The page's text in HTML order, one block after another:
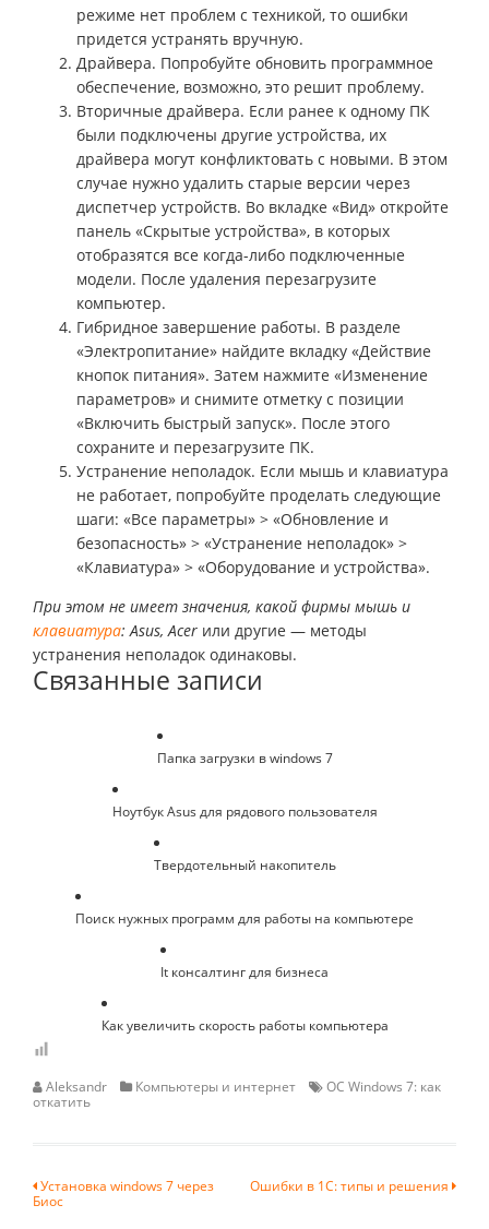
режиме нет проблем с техникой, то ошибки
придется устранять вручную.
Драйвера. Попробуйте обновить программное
обеспечение, возможно, это решит проблему.
Вторичные драйвера. Если ранее к одному ПК
были подключены другие устройства, их
драйвера могут конфликтовать с новыми. В этом
случае нужно удалить старые версии через
диспетчер устройств. Во вкладке «Вид» откройте
панель «Скрытые устройства», в которых
отобразятся все когда-либо подключенные
модели. После удаления перезагрузите
компьютер.
Гибридное завершение работы. В разделе
«Электропитание» найдите вкладку «Действие
кнопок питания». Затем нажмите «Изменение
параметров» и снимите отметку с позиции
«Включить быстрый запуск». После этого
сохраните и перезагрузите ПК.
Устранение неполадок. Если мышь и клавиатура
не работает, попробуйте проделать следующие
шаги: «Все параметры» > «Обновление и
безопасность» > «Устранение неполадок» >
«Клавиатура» > «Оборудование и устройства».
При этом не имеет значения, какой фирмы мышь и
клавиатура: Asus, Acer или другие — методы
устранения неполадок одинаковы.
Связанные записи
Папка загрузки в windows 7
Ноутбук Asus для рядового пользователя
Твердотельный накопитель
Поиск нужных программ для работы на компьютере
It консалтинг для бизнеса
Как увеличить скорость работы компьютера
Aleksandr Компьютеры и интернет
ОС Windows 7: как
откатить
Навигация
Установка windows 7 через
Биос
Ошибки в 1С: типы и решения